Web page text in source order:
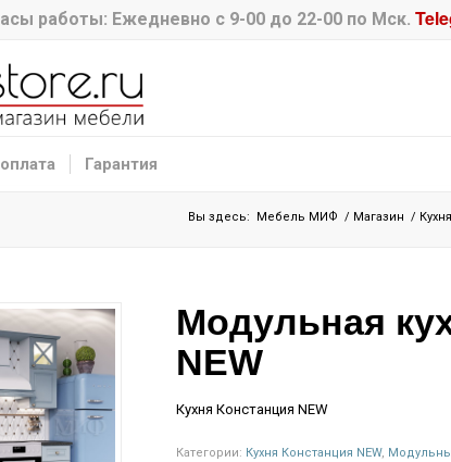
работы: Ежедневно с 9-00 до 22-00 по Мск.
Гарантия
Вы здесь: Мебель МИФ / Магазин /
Модульная
NEW
Кухня Констанция NEW
Категории: Кухня Констанция NEW,